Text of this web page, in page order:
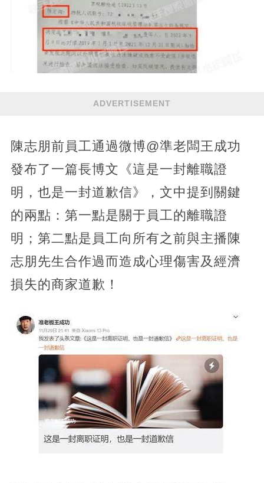
ADVERTISEMENT
陳志朋前員工通過微博@準老闆王成功
發布了一篇長博文《這是一封離職證
明，也是一封道歉信》，文中提到關鍵
的兩點：第一點是關于員工的離職證
明；第二點是員工向所有之前與主播陳
志朋先生合作過而造成心理傷害及經濟
損失的商家道歉！